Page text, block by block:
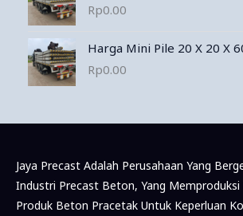
Rp0.00
Harga Mini Pile 20 X 20 X
Rp0.00
Jaya Precast Adalah Perusahaan Yang
Industri Precast Beton, Yang Memproduksi
Produk Beton Pracetak Untuk Keperluan